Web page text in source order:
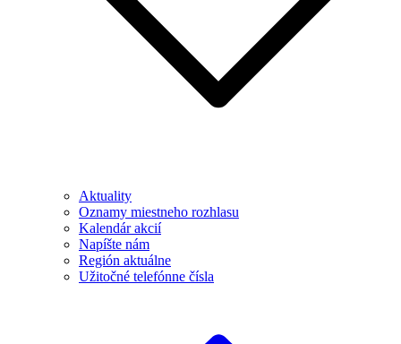
Aktuality
Oznamy miestneho rozhlasu
Kalendár akcií
Napíšte nám
Región aktuálne
Užitočné telefónne čísla